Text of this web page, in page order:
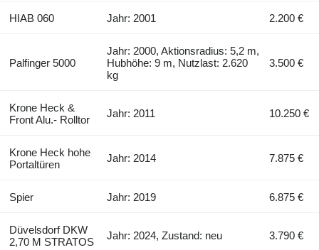
HIAB 060 Jahr: 2001 2.200 €
Palfinger 5000
Jahr: 2000, Aktionsradius: 5,2 m,
Hubhöhe: 9 m, Nutzlast: 2.620
kg
3.500 €
Krone Heck &
Front Alu.- Rolltor
Jahr: 2011 10.250 €
Krone Heck hohe
Portaltüren
Jahr: 2014 7.875 €
Spier Jahr: 2019 6.875 €
Düvelsdorf DKW
2,70 M STRATOS
Jahr: 2024, Zustand: neu 3.790 €